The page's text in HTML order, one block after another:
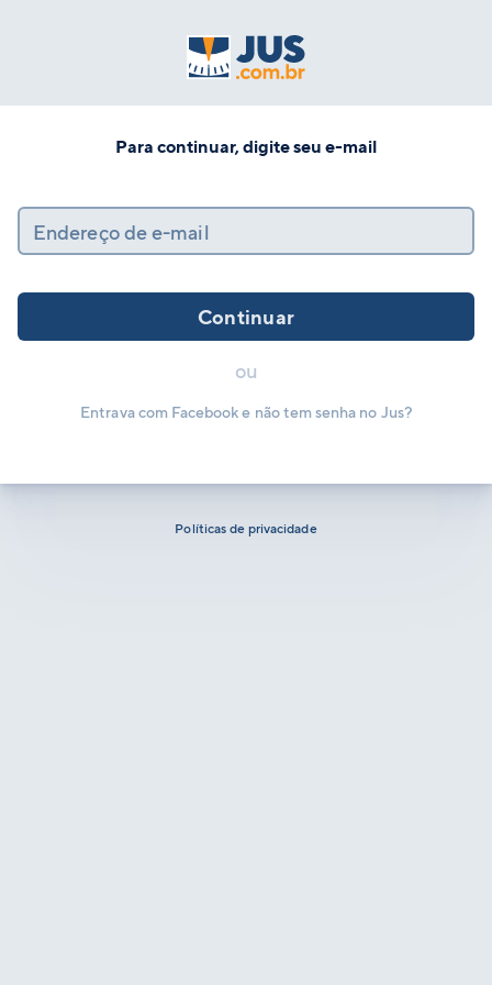
Para continuar, digite seu e-mail
Endereço de e-mail
Continuar
ou
Entrava com Facebook e não tem senha no Jus?
Políticas de privacidade